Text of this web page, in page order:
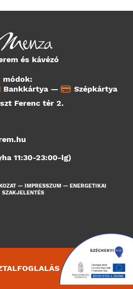
és kávézó
módok:
Bankkártya —
Szépkártya
Ferenc tér 2.
11:30-23:00-ig)
— IMPRESSZUM — ENERGETIKAI
SZAKJELENTÉS